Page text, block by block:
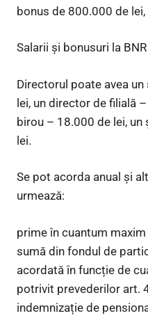
bonus de 800.000 de lei,
Salarii și bonusuri la BNR
Directorul poate avea
lei, un director de filială
birou – 18.000 de lei,
lei.
Se pot acorda anual și
urmează:
prime în cuantum
sumă din fondul de
acordată în funcție de
potrivit prevederilor art.
indemnizație de